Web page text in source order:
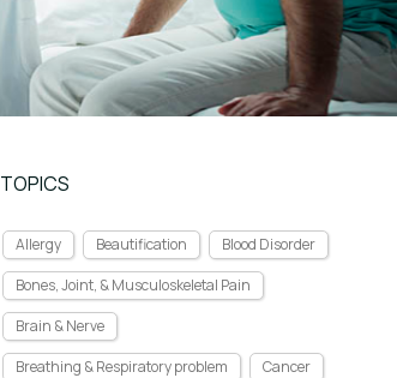
TOPICS
Allergy Beautification
Blood Disorder
Bones, Joint, & Musculoskeletal Pain
Brain & Nerve
Breathing & Respiratory problem
Cancer